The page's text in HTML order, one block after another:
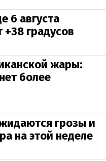
6 августа
+38 градусов
жары:
более
грозы и
на этой неделе